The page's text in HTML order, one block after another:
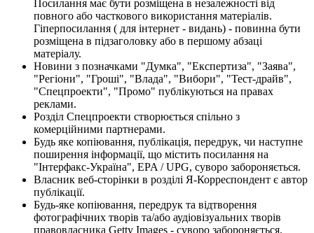
Посилання має бути розміщена в незалежності від
повного або часткового використання матеріалів.
Гіперпосилання ( для інтернет - видань) - повинна бути
розміщена в підзаголовку або в першому абзаці
матеріалу.
Новини з позначками "Думка", "Експертиза", "Заява",
"Регіони", "Гроші", "Влада", "Вибори", "Тест-драйв",
"Спецпроекти", "Промо" публікуються на правах
реклами.
Розділ Спецпроекти створюється спільно з
комерційними партнерами.
Будь яке копіювання, публікація, передрук, чи наступне
поширення інформації, що містить посилання на
"Інтерфакс-Україна", EPA / UPG, суворо забороняється.
Власник веб-сторінки в розділі Я-Корреспондент є автор
публікації.
Будь-яке копіювання, передрук та відтворення
фотографічних творів та/або аудіовізуальних творів
правовласника Getty Images - суворо забороняється.